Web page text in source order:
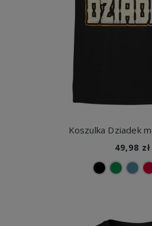
Koszulka Dziadek
49,98 zł